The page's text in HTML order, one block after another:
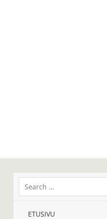
ETUSIVU